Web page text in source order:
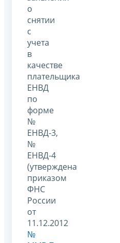
о
снятии
с
учета
в
качестве
плательщика
ЕНВД
по
форме
№
ЕНВД-3,
№
ЕНВД-4
(утверждена
приказом
ФНС
России
от
11.12.2012
№